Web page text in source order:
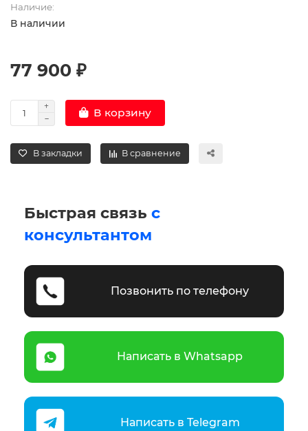
Наличие:
В наличии
77 900 ₽
В корзину
В закладки В сравнение
Быстрая связь с
консультантом
Позвонить по телефону
Написать в Whatsapp
Написать в Telegram